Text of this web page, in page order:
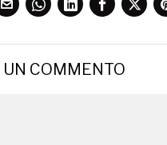
COMMENTO